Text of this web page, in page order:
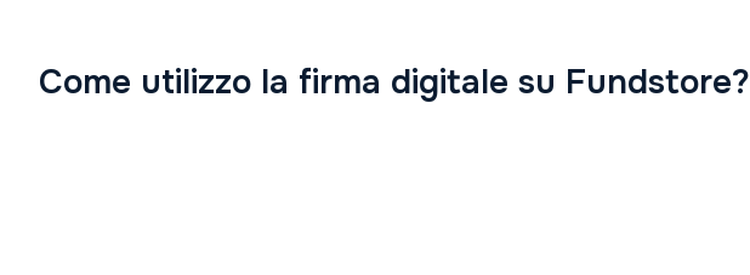
Come utilizzo la firma digitale su Fundstore?